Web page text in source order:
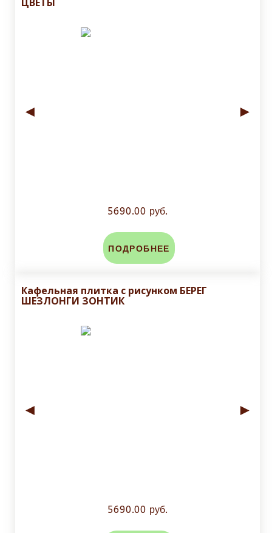
◄ ►
5690.00 руб.
ПОДРОБНЕЕ
Кафельная плитка с рисунком БЕРЕГ
ШЕЗЛОНГИ ЗОНТИК
◄ ►
5690.00 руб.